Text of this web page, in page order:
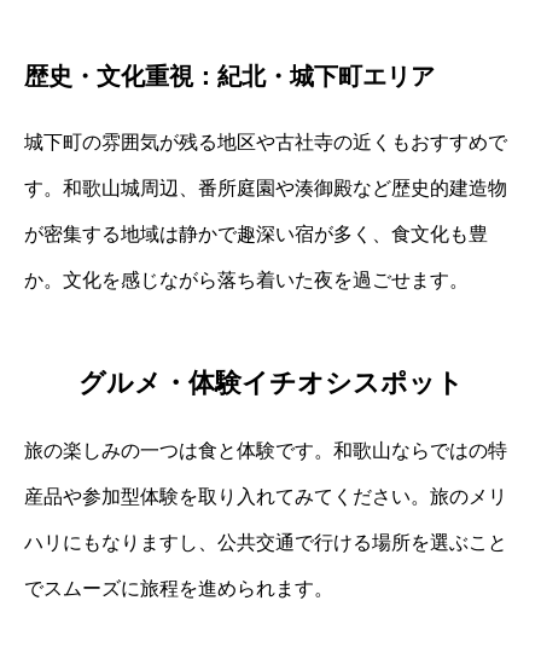
歴史・文化重視：紀北・城下町エリア
城下町の雰囲気が残る地区や古社寺の近くもおすすめで
す。和歌山城周辺、番所庭園や湊御殿など歴史的建造物
が密集する地域は静かで趣深い宿が多く、食文化も豊
か。文化を感じながら落ち着いた夜を過ごせます。
グルメ・体験イチオシスポット
旅の楽しみの一つは食と体験です。和歌山ならではの特
産品や参加型体験を取り入れてみてください。旅のメリ
ハリにもなりますし、公共交通で行ける場所を選ぶこと
でスムーズに旅程を進められます。